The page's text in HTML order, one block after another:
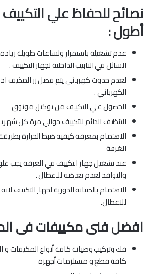
نصائح للحفاظ علي
أطول :
عدم تشغيلة باستمرار ولساعات طويلة
السائل في النابيب الداخلية لجهاز التكييف .
لعدم حدوث كهربائي يتم فصل زر المكيف
الكهربائي .
الحصول علي التكييف من توكيل موثوق
التنظيف الدائم للتكييف حوالي مرة كل
الاهتمام بمعرفة كيفية ضبط الحرارة
الغرفة
عند تشغيل جهاز التكييف في الغرفة يجب
والنوافذ لعدم تعرضه للاعطال .
الاهتمام بالصيانة الدورية لجهاز التكييف
للاعطال.
افضل فنى مكييفاتفى
فك وتركيب وصيانة كافة أنواع المكيفات و
كافة قطع و مستلزمات أجهزة